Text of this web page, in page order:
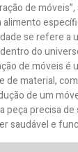
de
se refere a
do
de móveis é
de material,
de um
peça precisa
saudável e